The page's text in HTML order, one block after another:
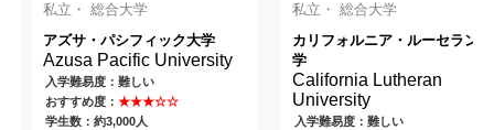
私立・ 総合大学
アズサ・パシフィック大学
Azusa Pacific University
入学難易度：難しい
おすすめ度：★★★☆☆
学生数：約3,000人
私立・ 総合大学
カリフォルニア・ルーセラン大
学
California Lutheran
University
入学難易度：難しい